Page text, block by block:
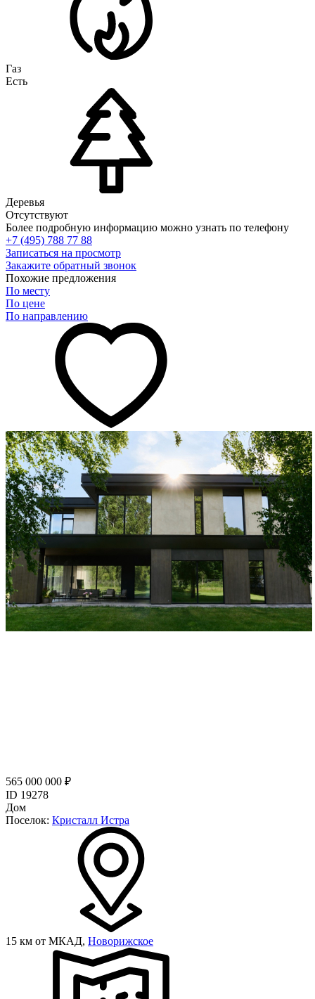
Газ
Есть
Деревья
Отсутствуют
Более подробную информацию можно узнать по телефону
+7 (495) 788 77 88
Записаться на просмотр
Закажите обратный звонок
Похожие предложения
По месту
По цене
По направлению
565 000 000 ₽
ID 19278
Дом
Поселок: Кристалл Истра
15 км от МКАД, Новорижское